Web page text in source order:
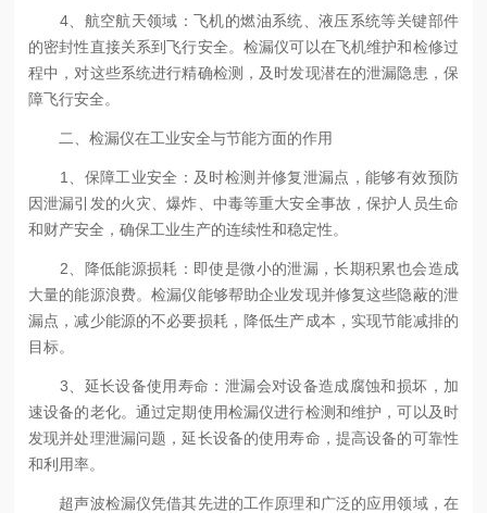
4、航空航天领域：飞机的燃油系统、液压系统等关键部件
的密封性直接关系到飞行安全。检漏仪可以在飞机维护和检修过
程中，对这些系统进行精确检测，及时发现潜在的泄漏隐患，保
障飞行安全。
二、检漏仪在工业安全与节能方面的作用
1、保障工业安全：及时检测并修复泄漏点，能够有效预防
因泄漏引发的火灾、爆炸、中毒等重大安全事故，保护人员生命
和财产安全，确保工业生产的连续性和稳定性。
2、降低能源损耗：即使是微小的泄漏，长期积累也会造成
大量的能源浪费。检漏仪能够帮助企业发现并修复这些隐蔽的泄
漏点，减少能源的不必要损耗，降低生产成本，实现节能减排的
目标。
3、延长设备使用寿命：泄漏会对设备造成腐蚀和损坏，加
速设备的老化。通过定期使用检漏仪进行检测和维护，可以及时
发现并处理泄漏问题，延长设备的使用寿命，提高设备的可靠性
和利用率。
超声波检漏仪凭借其先进的工作原理和广泛的应用领域，在